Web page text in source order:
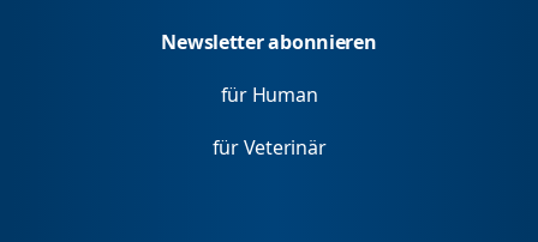
Newsletter abonnieren
für Human
für Veterinär